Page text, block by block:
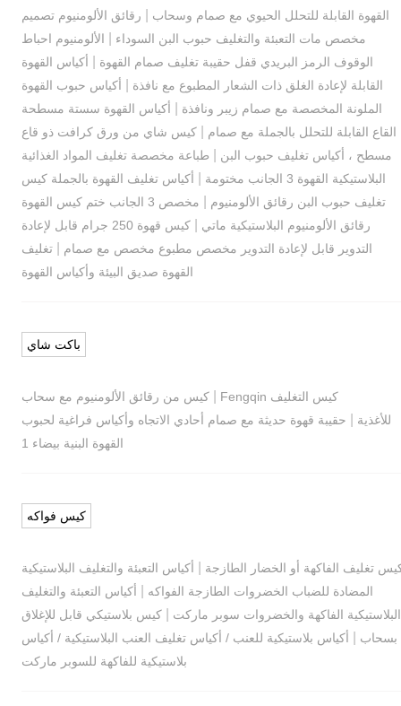
القهوة القابلة للتحلل الحيوي مع صمام وسحاب
رقائق الألومنيوم تصميم
مخصص مات التعبئة والتغليف حبوب البن السوداء
الألومنيوم احباط
الوقوف الرمز البريدي قفل حقيبة تغليف صمام القهوة
أكياس القهوة
القابلة لإعادة الغلق ذات الشعار المطبوع مع نافذة
أكياس حبوب القهوة
الملونة المخصصة مع صمام زيبر ونافذة
أكياس القهوة سستة مسطحة
القاع القابلة للتحلل بالجملة مع صمام |كيس شاي من ورق كرافت ذو قاع
مسطح ، أكياس تغليف حبوب البن
طباعة مخصصة تغليف المواد الغذائية
البلاستيكية القهوة 3 الجانب مختومة
أكياس تغليف القهوة بالجملة كيس
تغليف حبوب البن رقائق الألومنيوم
مخصص 3 الجانب ختم كيس القهوة
رقائق الألومنيوم البلاستيكية ماتي |
كيس قهوة 250 جرام قابل لإعادة
التدوير قابل لإعادة التدوير مخصص مطبوع مخصص مع صمام |تغليف
القهوة صديق البيئة وأكياس القهوة
باكت شاي
كيس التغليف Fengqin |كيس من رقائق الألومنيوم مع سحاب
للأغذية
حقيبة قهوة حديثة مع صمام أحادي الاتجاه وأكياس فراغية لحبوب
القهوة البنية بيضاء 1
كيس فواكه
تغليف الفاكهة أو الخضار الطازجة
أكياس التعبئة والتغليف البلاستيكية
المضادة للضباب الخضروات الطازجة الفواكه
أكياس التعبئة والتغليف
البلاستيكية الفاكهة والخضروات سوبر ماركت |كيس بلاستيكي قابل للإغلاق
بسحاب
أكياس بلاستيكية للعنب / أكياس تغليف العنب البلاستيكية / أكياس
بلاستيكية للفاكهة للسوبر ماركت